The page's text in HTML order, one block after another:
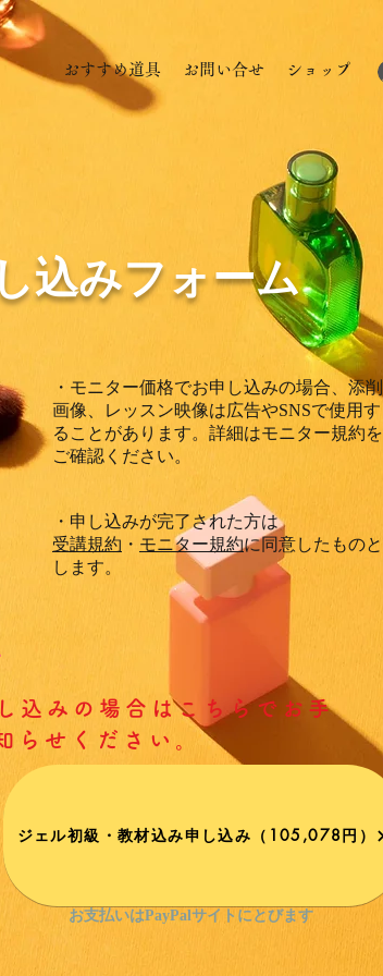
おすすめ道具 お問い合せ ショップ
・モニター価格でお申し込みの場合、添削
画像、レッスン映像は広告やSNSで使用す
ることがあります。詳細はモニター規約を
ご確認ください。
・申し込みが完了された方は
受講規約 ・ モニター規約に同意したものと
します。
込みの場合はこちらでお手
らせください。
ジェル初級・教材込み申し込み（105,078円）
お支払いはPayPalサイトにとびます
込みフォーム